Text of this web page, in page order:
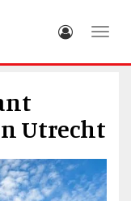
Utrecht